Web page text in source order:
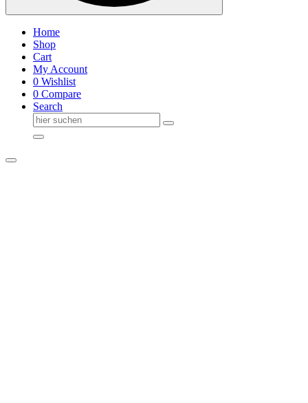
Home
Shop
Cart
My Account
0 Wishlist
0 Compare
Search
Suche
nach: